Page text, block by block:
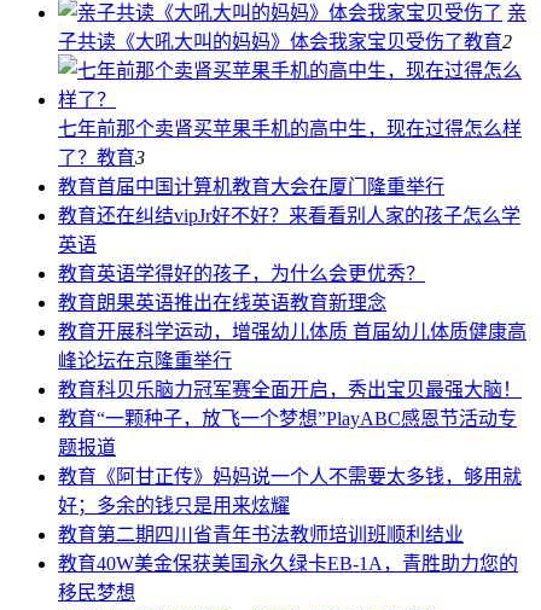
亲
子共读《大吼大叫的妈妈》体会我家宝贝受伤了教育2
七年前那个卖肾买苹果手机的高中生，现在过得怎么样
了？ 教育3
教育首届中国计算机教育大会在厦门隆重举行
教育还在纠结vipJr好不好？来看看别人家的孩子怎么学
英语
教育英语学得好的孩子，为什么会更优秀？
教育朗果英语推出在线英语教育新理念
教育开展科学运动，增强幼儿体质 首届幼儿体质健康高
峰论坛在京隆重举行
教育科贝乐脑力冠军赛全面开启，秀出宝贝最强大脑！
教育“一颗种子，放飞一个梦想”PlayABC感恩节活动专
题报道
教育 《阿甘正传》妈妈说一个人不需要太多钱，够用就
好；多余的钱只是用来炫耀
教育第二期四川省青年书法教师培训班顺利结业
教育40W美金保获美国永久绿卡EB-1A，青胜助力您的
移民梦想